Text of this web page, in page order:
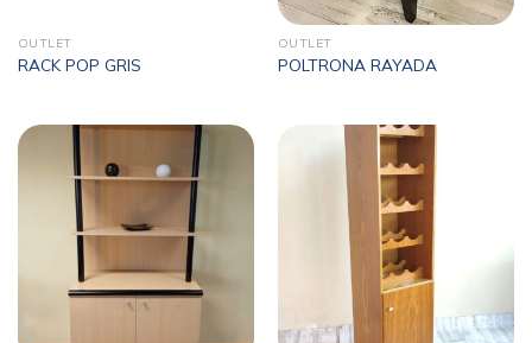
OUTLET
RACK POP GRIS
OUTLET
POLTRONA RAYADA